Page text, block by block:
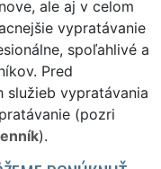
ale aj v celom
vypratávanie
spoľahlivé a
Pred
služieb vypratávania
(pozri
).